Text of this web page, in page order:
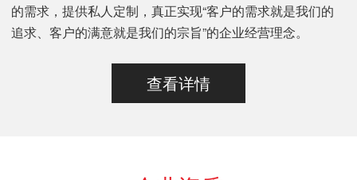
的需求，提供私人定制，真正实现“客户的需求就是我们的
追求、客户的满意就是我们的宗旨”的企业经营理念。
查看详情